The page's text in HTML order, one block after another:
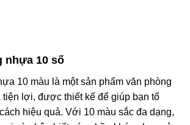
nhựa 10 số
10 màu là một sản phẩm văn phòng
tiện lợi, được thiết kế để giúp bạn tổ
hiệu quả. Với 10 màu sắc đa dạng,